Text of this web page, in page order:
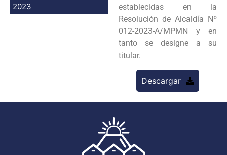
2023
establecidas en la
Resolución de Alcaldía Nº
012-2023-A/MPMN y en
tanto se designe a su
titular.
Descargar